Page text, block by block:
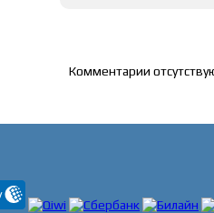
Комментарии